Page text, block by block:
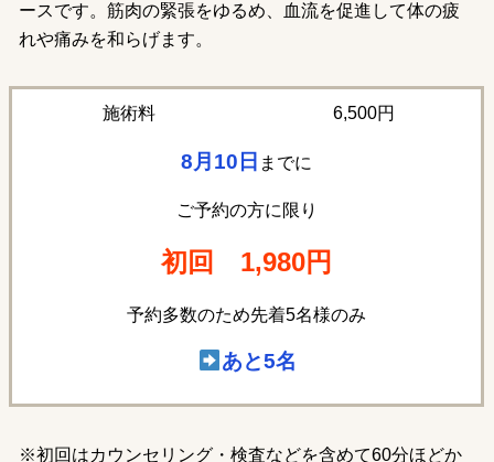
ースです。筋肉の緊張をゆるめ、血流を促進して体の疲
れや痛みを和らげます。
施術料 6,500円
8月10 日 までに
ご予約の方に限り
初回 1,980円
予約多数のため先着5名様のみ
あと5名
※初回はカウンセリング・検査などを含めて60分ほどか